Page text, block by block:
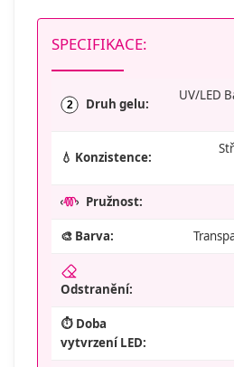
SPECIFIKACE:
2 Druh gelu:
UV/LED
💧 Konzistence:
Pružnost:
🎨 Barva:
Odstranění:
⏱️ Doba
vytvrzení LED: